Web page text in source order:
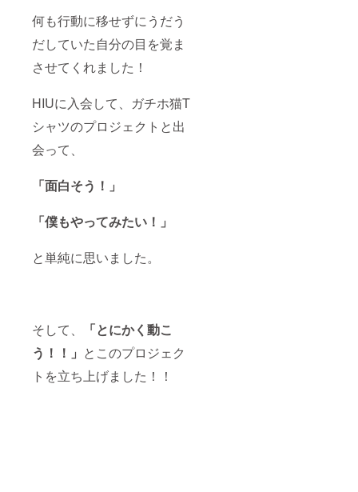
何も行動に移せずにうだう
だしていた自分の目を覚ま
させてくれました！
HIUに入会して、ガチホ猫T
シャツのプロジェクトと出
会って、
「面白そう！」
「僕もやってみたい！」
と単純に思いました。
そして、 「とにかく動こ
う！！」 とこのプロジェク
トを立ち上げました！！